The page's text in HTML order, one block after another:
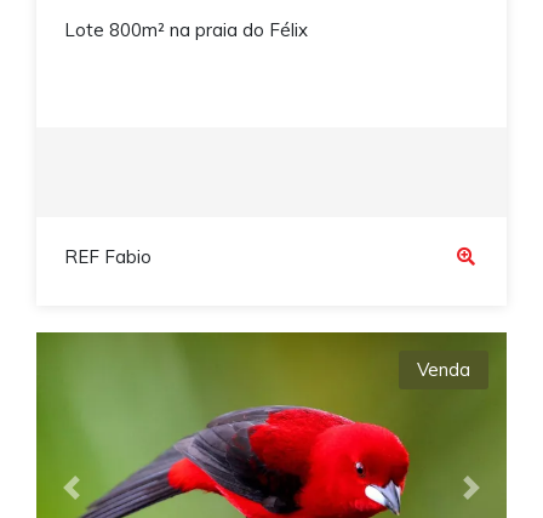
Lote 800m² na praia do Félix
REF Fabio
Previous Next
Venda